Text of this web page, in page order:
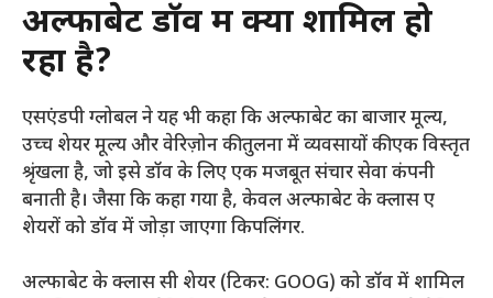
अल्फाबेट डॉव में क्यों शामिल हो
रहा है?
एसएंडपी ग्लोबल ने यह भी कहा कि अल्फाबेट का बाजार मूल्य,
उच्च शेयर मूल्य और वेरिज़ोन की तुलना में व्यवसायों की एक विस्तृत
श्रृंखला है, जो इसे डॉव के लिए एक मजबूत संचार सेवा कंपनी
बनाती है। जैसा कि कहा गया है, केवल अल्फाबेट के क्लास ए
शेयरों को डॉव में जोड़ा जाएगाकिपलिंगर.
अल्फाबेट के क्लास सी शेयर (टिकर: GOOG) को डॉव में शामिल